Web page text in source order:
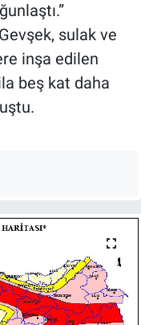
sulak ve
inşa edilen
beş kat daha